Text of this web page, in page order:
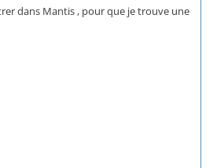
dans Mantis , pour que je trouve une